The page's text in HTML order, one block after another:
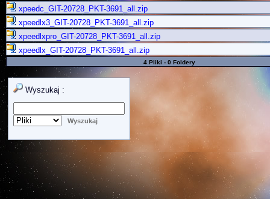
xpeedc_GIT-20728_PKT-3691_all.zip
xpeedlx3_GIT-20728_PKT-3691_all.zip
xpeedlxpro_GIT-20728_PKT-3691_all.zip
xpeedlx_GIT-20728_PKT-3691_all.zip
4 Pliki - 0 Foldery
Wyszukaj :